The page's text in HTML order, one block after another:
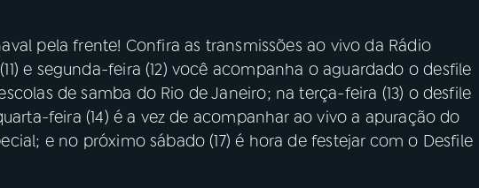
pela frente! Confira as transmissões ao vivo da Rádio
e segunda-feira (12) você acompanha o aguardado o desfile
de samba do Rio de Janeiro; na terça-feira (13) o desfile
feira (14) é a vez de acompanhar ao vivo a apuração do
e no próximo sábado (17) é hora de festejar com o Desfile